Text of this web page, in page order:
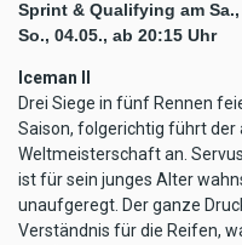
Sprint & Qualifying am
So., 04.05., ab 20:15 Uhr
Iceman II
Drei Siege in fünf Rennen
Saison, folgerichtig führt der
Weltmeisterschaft an.
ist für sein junges Alter
unaufgeregt. Der ganze
Verständnis für die Reifen,